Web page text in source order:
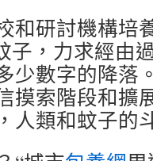
和研討機構培
子，力求經由
少數字的降落
摸索階段和擴
人類和蚊子的